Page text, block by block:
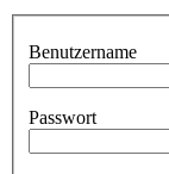
Benutzername
Passwort